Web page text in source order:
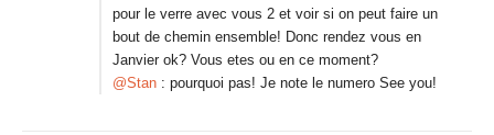
pour le verre avec vous 2 et voir si on peut faire un
bout de chemin ensemble! Donc rendez vous en
Janvier ok? Vous etes ou en ce moment?
@Stan : pourquoi pas! Je note le numero See you!